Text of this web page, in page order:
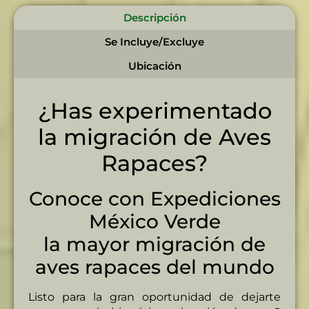
Descripción
Se Incluye/Excluye
Ubicación
¿Has experimentado
la migración de Aves
Rapaces?
Conoce con Expediciones
México Verde
la mayor migración de
aves rapaces del mundo
Listo para la gran oportunidad de dejarte